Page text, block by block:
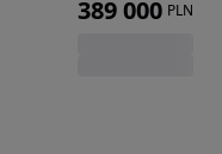
389 000 PLN